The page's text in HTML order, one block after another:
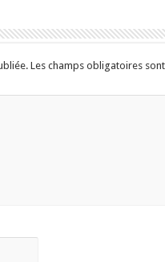
Les champs obligatoires